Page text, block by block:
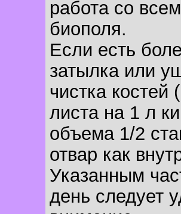
работа со
биополя.
Если есть
затылка или
чистка костей
листа на 1 л
объема 1/2
отвар как
Указанным
день следует